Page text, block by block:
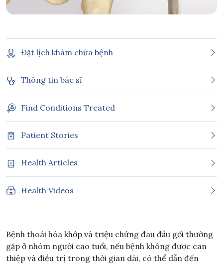
Đặt lịch khám chữa bệnh
Thông tin bác sĩ
Find Conditions Treated
Patient Stories
Health Articles
Health Videos
Bệnh thoái hóa khớp và triệu chứng đau đầu gối thường
gặp ở nhóm người cao tuổi, nếu bệnh không được can
thiệp và điều trị trong thời gian dài, có thể dẫn đến